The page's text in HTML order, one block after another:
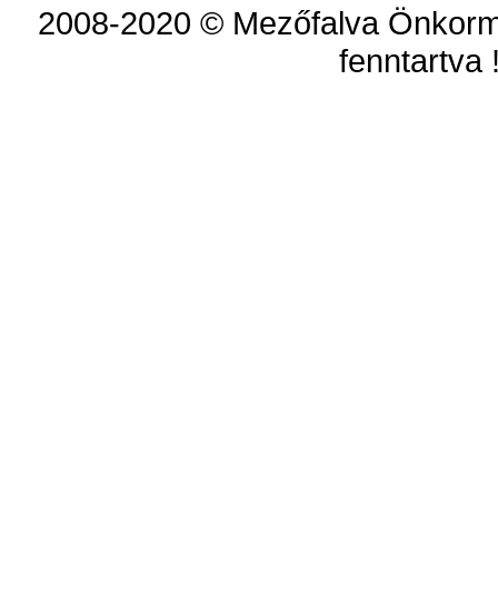
2008-2020 © Mezőfalva
fenntartva